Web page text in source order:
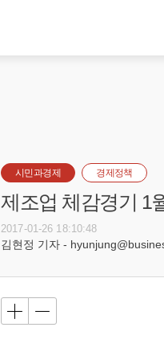
시민과경제 경제정책
제조업 체감경기 1
2017-01-26 18:10:48
김현정 기자 -